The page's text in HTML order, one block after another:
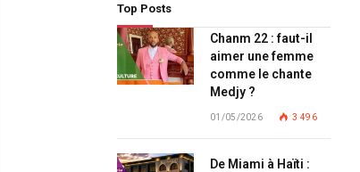
Top Posts
Chanm 22 : faut-il
aimer une femme
comme le chante
Medjy ?
01/05/2026 3 496
De Miami à Haïti :